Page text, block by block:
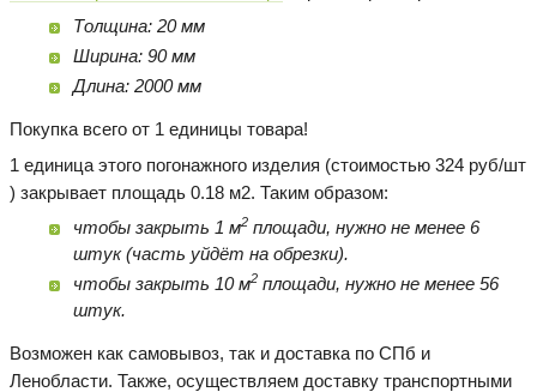
Толщина: 20 мм
Ширина: 90 мм
Длина: 2000 мм
Покупка всего от 1 единицы товара!
1 единица этого погонажного изделия (стоимостью 324 руб/шт
) закрывает площадь 0.18 м2. Таким образом:
чтобы закрыть 1 м2площади, нужно не менее 6
штук (часть уйдёт на обрезки).
чтобы закрыть 10 м2площади, нужно не менее 56
штук.
Возможен как самовывоз, так и доставка по СПб и
Ленобласти. Также, осуществляем доставку транспортными